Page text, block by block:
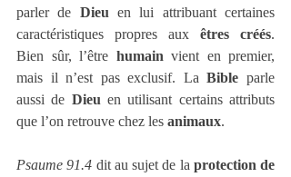
parler de Dieu en lui attribuant certaines
caractéristiques propres aux êtres créés.
Bien sûr, l’être humain vient en premier,
mais il n’est pas exclusif. La Bible parle
aussi de Dieu en utilisant certains attributs
que l’on retrouve chez les animaux.
Psaume 91.4 dit au sujet de la protection de